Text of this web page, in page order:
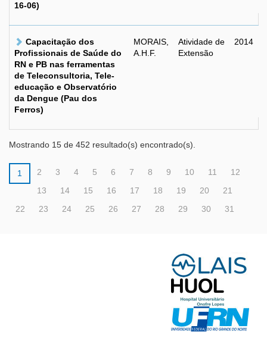
16-06)
Capacitação dos
Profissionais de Saúde do
RN e PB nas ferramentas
de Teleconsultoria, Tele-
educação e Observatório
da Dengue (Pau dos
Ferros)
MORAIS,
A.H.F.
Atividade de
Extensão
2014
Mostrando 15 de 452 resultado(s) encontrado(s).
1 2 3 4 5 6 7 8 9 10 11
12
13
14 15 16 17 18 19 20
21
22
23 24 25 26 27 28 29 30 31